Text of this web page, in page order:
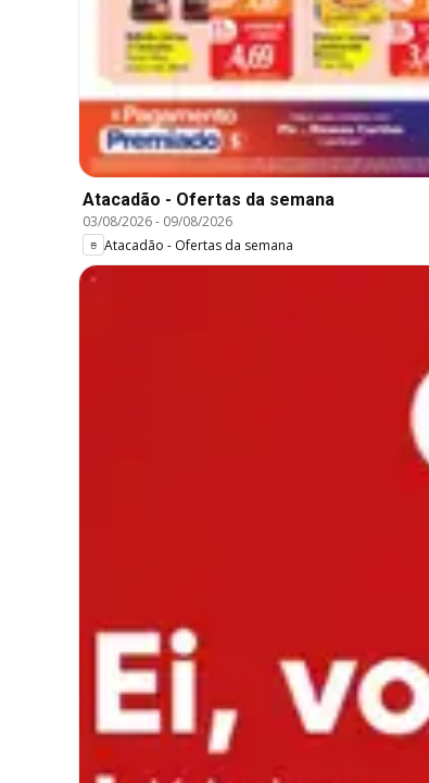
Atacadão - Ofertas da semana
03/08/2026- 09/08/2026
Atacadão - Ofertas da semana